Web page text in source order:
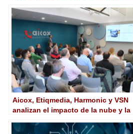
Aicox, Etiqmedia, Harmonic y VSN
analizan el impacto de la nube y la